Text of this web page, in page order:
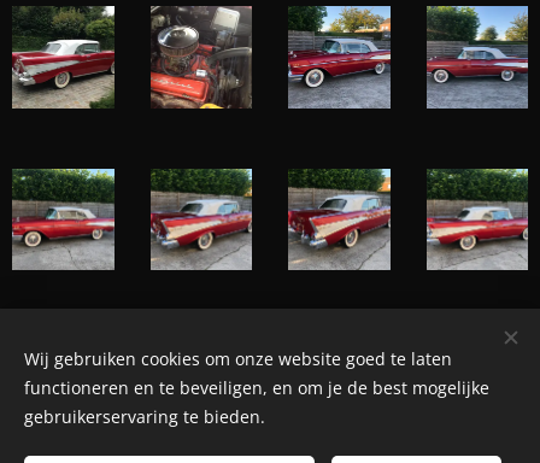
© Henri's classics
Cookies
Wij gebruiken cookies om onze website goed te laten
functioneren en te beveiligen, en om je de best mogelijke
gebruikerservaring te bieden.